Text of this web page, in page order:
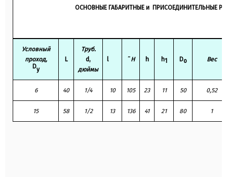
ОСНОВНЫЕ ГАБАРИТНЫЕ и ПРИСОЕДИНИТЕЛЬНЫЕ
Условный
проход,
Dу
L
Труб.
d,
дюймы
l ˜ H h h1 Do Вес
6 40 1/4 10 105 23 11 50 0,52
15 58 1/2 13 136 41 21 80 1